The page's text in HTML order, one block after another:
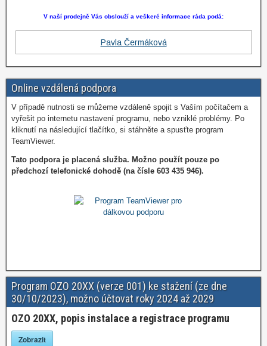
V naší prodejně Vás obslouží a veškeré informace ráda podá:
Pavla Čermáková
Online vzdálená podpora
V případě nutnosti se můžeme vzdáleně spojit s Vaším počítačem a
vyřešit po internetu nastavení programu, nebo vzniklé problémy. Po
kliknutí na následující tlačítko, si stáhněte a spusťte program
TeamViewer.
Tato podpora je placená služba. Možno použít pouze po
předchozí telefonické dohodě (na čísle 603 435 946).
Program OZO 20XX (verze 001) ke stažení (ze dne
30/10/2023), možno účtovat roky 2024 až 2029
OZO 20XX, popis instalace a registrace programu
Zobrazit